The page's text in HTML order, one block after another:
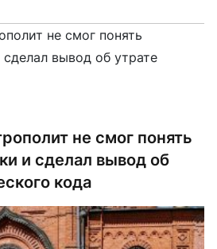
чтобы Российская
Кирилл были этими
Я не знаю, […]
не смог понять
и сделал вывод об
кода